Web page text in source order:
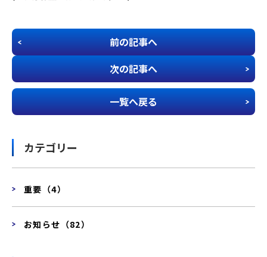
前の記事へ
次の記事へ
一覧へ戻る
カテゴリー
重要（4）
お知らせ（82）